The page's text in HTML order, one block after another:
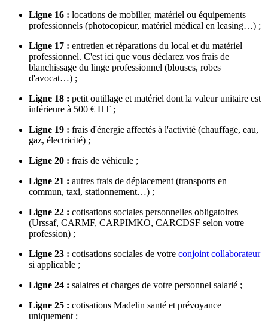
Ligne 16 : locations de mobilier, matériel ou équipements
professionnels (photocopieur, matériel médical en leasing…) ;
Ligne 17 : entretien et réparations du local et du matériel
professionnel. C'est ici que vous déclarez vos frais de
blanchissage du linge professionnel (blouses, robes
d'avocat…) ;
Ligne 18 : petit outillage et matériel dont la valeur unitaire est
inférieure à 500 € HT ;
Ligne 19 : frais d'énergie affectés à l'activité (chauffage, eau,
gaz, électricité) ;
Ligne 20 : frais de véhicule ;
Ligne 21 : autres frais de déplacement (transports en
commun, taxi, stationnement…) ;
Ligne 22 : cotisations sociales personnelles obligatoires
(Urssaf, CARMF, CARPIMKO, CARCDSF selon votre
profession) ;
Ligne 23 : cotisations sociales de votre conjoint collaborateur
si applicable ;
Ligne 24 : salaires et charges de votre personnel salarié ;
Ligne 25 : cotisations Madelin santé et prévoyance
uniquement ;